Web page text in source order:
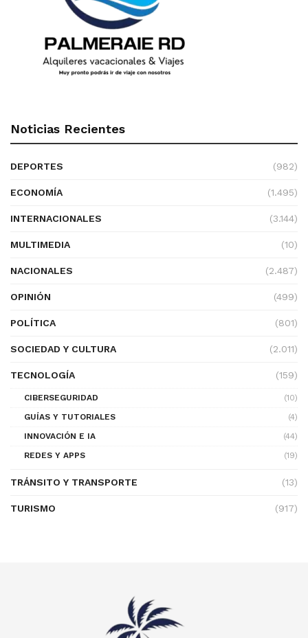
Noticias Recientes
DEPORTES (982)
ECONOMÍA (1.495)
INTERNACIONALES (3.144)
MULTIMEDIA (10)
NACIONALES (2.487)
OPINIÓN (499)
POLÍTICA (801)
SOCIEDAD Y CULTURA (2.011)
TECNOLOGÍA (159)
CIBERSEGURIDAD
(10)
GUÍAS Y TUTORIALES
(4)
INNOVACIÓN E IA
(44)
REDES Y APPS
(19)
TRÁNSITO Y TRANSPORTE (13)
TURISMO (917)